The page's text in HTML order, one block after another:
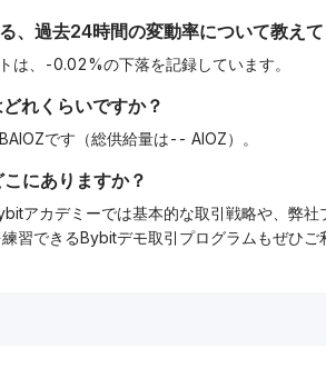
、過去24時間の変動率について教えて
は、-0.02%の下落を記録しています。
れくらいですか？
です（総供給量は-- AIOZ）。
にありますか？
アカデミーでは基本的な取引戦略や、弊
習できるBybitデモ取引プログラムもぜひご